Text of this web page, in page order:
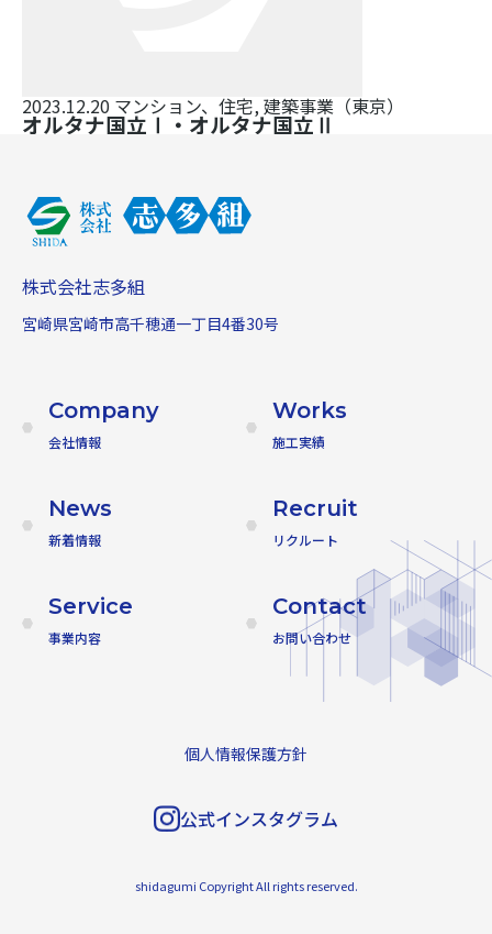
2023.12.20 マンション、住宅, 建築事業（東京）
オルタナ国立Ⅰ・オルタナ国立Ⅱ
株式会社志多組
宮崎県宮崎市高千穂通一丁目4番30号
Company
会社情報
Works
施工実績
News
新着情報
Recruit
リクルート
Service
事業内容
Contact
お問い合わせ
公式インスタグラム
個人情報保護方針
shidagumi Copyright All rights reserved.